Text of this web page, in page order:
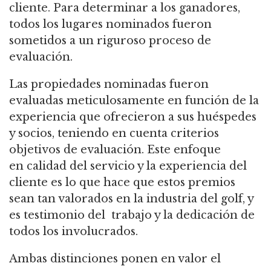
cliente. Para determinar a los ganadores,
todos los lugares nominados fueron
sometidos a un riguroso proceso de
evaluación.
Las propiedades nominadas fueron
evaluadas meticulosamente en función de la
experiencia que ofrecieron a sus huéspedes
y socios, teniendo en cuenta criterios
objetivos de evaluación. Este enfoque
en calidad del servicio y la experiencia del
cliente es lo que hace que estos premios
sean tan valorados en la industria del golf, y
es testimonio del trabajo y la dedicación de
todos los involucrados.
Ambas distinciones ponen en valor el